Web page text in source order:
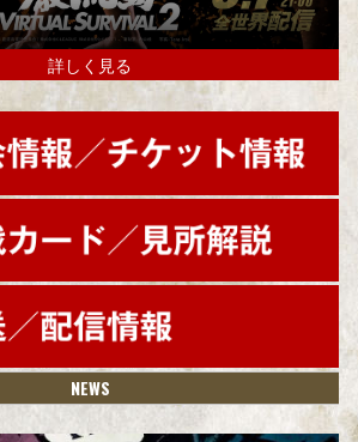
詳しく見る
NEWS